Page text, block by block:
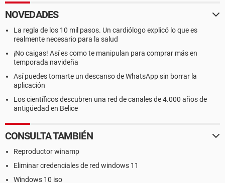
NOVEDADES
La regla de los 10 mil pasos. Un cardiólogo explicó lo que es
realmente necesario para la salud
¡No caigas! Así es como te manipulan para comprar más en
temporada navideña
Así puedes tomarte un descanso de WhatsApp sin borrar la
aplicación
Los científicos descubren una red de canales de 4.000 años de
antigüedad en Belice
CONSULTA TAMBIÉN
Reproductor winamp
Eliminar credenciales de red windows 11
Windows 10 iso